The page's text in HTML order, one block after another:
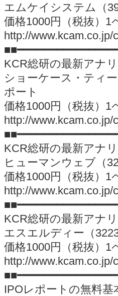
エムケイシステム（
価格1000円（税抜）1
http://www.kcam.co.jp/
KCR総研の最新アナ
ショーケース・ティ
ポート
価格1000円（税抜）1
http://www.kcam.co.jp/
KCR総研の最新アナ
ヒューマンウェブ（
価格1000円（税抜）1
http://www.kcam.co.jp/
KCR総研の最新アナ
エスエルディー（
価格1000円（税抜）1
http://www.kcam.co.jp/
IPOレポートの無料